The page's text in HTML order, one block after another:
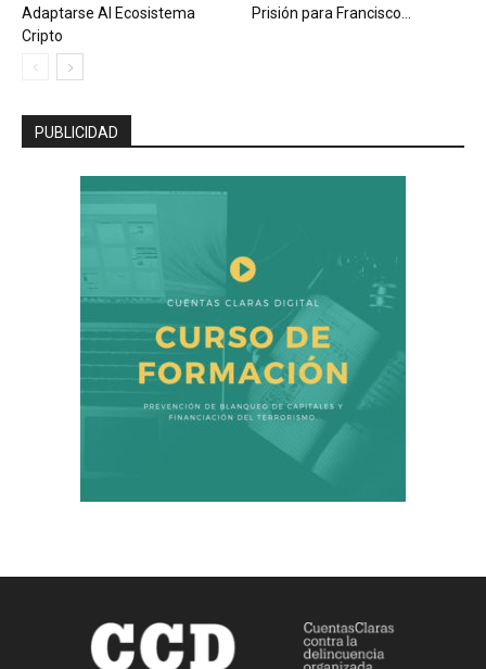
Adaptarse Al Ecosistema
Cripto
Prisión para Francisco...
PUBLICIDAD